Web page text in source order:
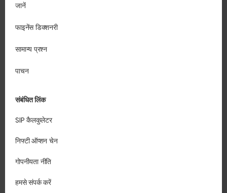
जानें
फाइनेंस डिक्शनरी
सामान्य प्रश्न
पाचन
संबंधित लिंक
SIP कैलकुलेटर
निफ्टी ऑप्शन चेन
गोपनीयता नीति
हमसे संपर्क करें